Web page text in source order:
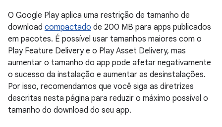
O Google Play aplica uma restrição de tamanho de
download compactado de 200 MB para apps publicados
em pacotes. É possível usar tamanhos maiores com o
Play Feature Delivery e o Play Asset Delivery, mas
aumentar o tamanho do app pode afetar negativamente
o sucesso da instalação e aumentar as desinstalações.
Por isso, recomendamos que você siga as diretrizes
descritas nesta página para reduzir o máximo possível o
tamanho do download do seu app.